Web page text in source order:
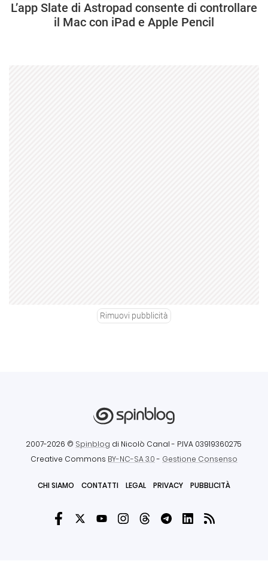
L’app Slate di Astropad consente di controllare
il Mac con iPad e Apple Pencil
Rimuovi pubblicità
2007-2026 © Spinblog di Nicolò Canal - P.IVA 03919360275
Creative Commons BY-NC-SA 3.0- Gestione Consenso
CHI SIAMO CONTATTI LEGAL PRIVACY PUBBLICITÀ